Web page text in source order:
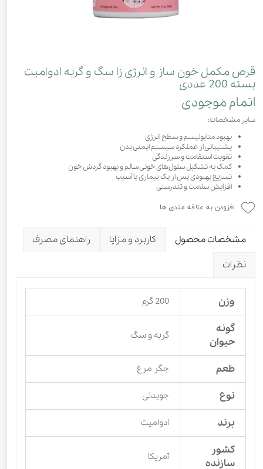
قرص مکمل خون ساز و انرژی زا سگ و گربه ادوامیت
بسته 200 عددی
اتمام موجودی
سایر مشخصات:
بهبود متابولیسم و ​​سطح انرژی
پشتیبانی از عملکرد سیستم ایمنی بدن
تقویت استقامت و سرزندگی
کمک به تشکیل سلول‌های خونی سالم و بهبود گردش خون
تسریع بهبودی پس از یک بیماری یا آسیب
افزایش سلامت و تندرستی
افزودن به علاقه مندی ها
مشخصات محصول کاربرد و مزایا
راهنمای مصرف
نظرات
وزن 200 گرم
گونه
حیوان
گربه و سگ
طعم جگر مرغ
نوع جویدنی
برند ادوامیت
کشور
سازنده
آمریکا